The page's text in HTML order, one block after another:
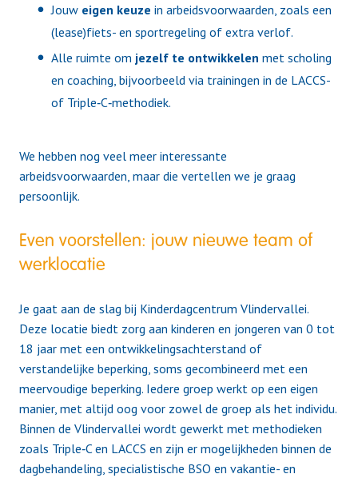
Jouw eigen keuze in arbeidsvoorwaarden, zoals een
(lease)fiets- en sportregeling of extra verlof.
Alle ruimte om jezelf te ontwikkelen met scholing
en coaching, bijvoorbeeld via trainingen in de LACCS-
of Triple‑C‑methodiek.
We hebben nog veel meer interessante
arbeidsvoorwaarden, maar die vertellen we je graag
persoonlijk.
Even voorstellen: jouw nieuwe team of
werklocatie
Je gaat aan de slag bij Kinderdagcentrum Vlindervallei.
Deze locatie biedt zorg aan kinderen en jongeren van 0 tot
18 jaar met een ontwikkelingsachterstand of
verstandelijke beperking, soms gecombineerd met een
meervoudige beperking. Iedere groep werkt op een eigen
manier, met altijd oog voor zowel de groep als het individu.
Binnen de Vlindervallei wordt gewerkt met methodieken
zoals Triple‑C en LACCS en zijn er mogelijkheden binnen de
dagbehandeling, specialistische BSO en vakantie- en